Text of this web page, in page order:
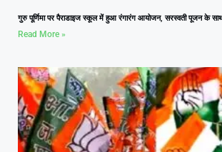
गुरु पूर्णिमा पर पैराडाइज स्कूल में हुआ रंगारंग आयोजन, सरस्वती पूजन के
Read More »